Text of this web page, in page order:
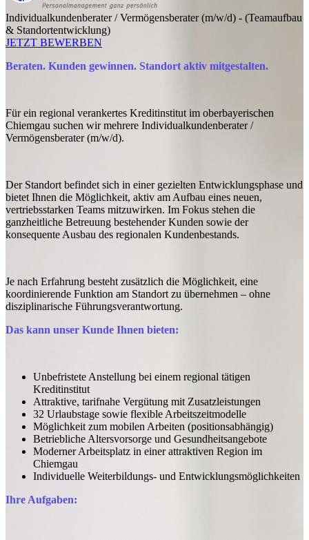
Individualkundenberater / Vermögensberater (m/w/d) - (Teamaufbau
& Standortentwicklung)
JETZT BEWERBEN
Beraten. Kunden gewinnen. Standort aktiv mitgestalten.
Für ein regional verankertes Kreditinstitut im oberbayerischen
Chiemgau suchen wir mehrere Individualkundenberater /
Vermögensberater (m/w/d).
Der Standort befindet sich in einer gezielten Entwicklungsphase und
bietet Ihnen die Möglichkeit, aktiv am Aufbau eines neuen,
vertriebsstarken Teams mitzuwirken. Im Fokus stehen die
ganzheitliche Betreuung bestehender Kunden sowie der
konsequente Ausbau des regionalen Kundenbestands.
Je nach Erfahrung besteht zusätzlich die Möglichkeit, eine
koordinierende Funktion am Standort zu übernehmen – ohne
disziplinarische Führungsverantwortung.
Das kann unser Kunde Ihnen bieten:
Unbefristete Anstellung bei einem regional tätigen
Kreditinstitut
Attraktive, tarifnahe Vergütung mit Zusatzleistungen
32 Urlaubstage sowie flexible Arbeitszeitmodelle
Möglichkeit zum mobilen Arbeiten (positionsabhängig)
Betriebliche Altersvorsorge und Gesundheitsangebote
Moderner Arbeitsplatz in einer attraktiven Region im
Chiemgau
Individuelle Weiterbildungs- und Entwicklungsmöglichkeiten
Ihre Aufgaben: